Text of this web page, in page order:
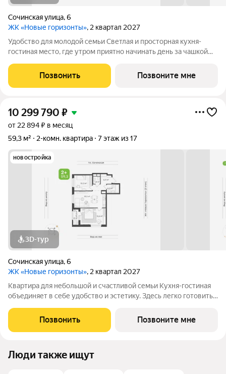
Сочинская улица,6
ЖК «Новые горизонты», 2 квартал 2027
Удобство для молодой семьи Светлая и просторная кухня-
гостиная место, где утром приятно начинать день за чашкой
создаёт ощущение свободы, а зона готовки продумана так,
чтобы всё было под
Позвонить Позвоните мне
10 299 790 ₽
от 22 894 ₽ в месяц
59,3 м²
2-комн. квартира 7 этаж из 17
новостройка
3D-тур
Сочинская улица,6
ЖК «Новые горизонты», 2 квартал 2027
Квартира для небольшой и счастливой семьи Кухня-гостиная
объединяет в себе удобство и эстетику. Здесь легко готовить,
обстановке. Большая площадь даёт возможность зонировать
пространство и
Позвонить Позвоните мне
Люди также ищут